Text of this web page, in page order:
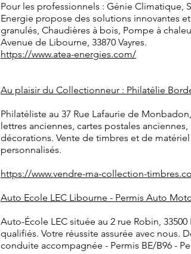
Pour les professionnels : Génie Climatique,
Energie propose des solutions innovantes
granulés, Chaudières à bois, Pompe à
Avenue de Libourne, 33870 Vayres.
https://www.atea-energies.com/
Au plaisir du Collectionneur : Philatélie
Philatéliste au 37 Rue Lafaurie de
lettres anciennes, cartes postales
décorations. Vente de timbres et de
personnalisés.
https://www.vendre-ma-collection-
Auto Ecole LEC Libourne - Permis Auto
Auto-École LEC située au 2 rue Robin,
qualifiés. Votre réussite assurée avec nous.
conduite accompagnée - Permis BE/B96 -